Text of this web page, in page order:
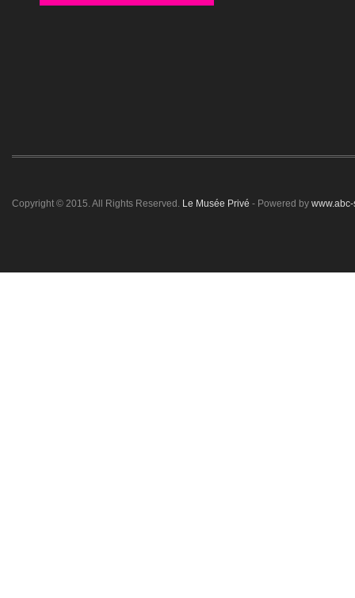
Copyright © 2015. All Rights Reserved. Le Musée Privé - Powered by